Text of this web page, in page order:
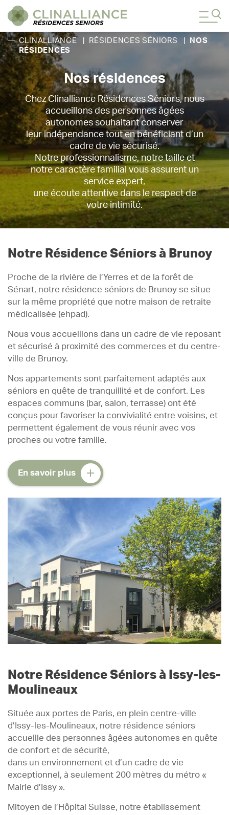
CLINALLIANCE RÉSIDENCES SÉNIORS
NOS
RÉSIDENCES
Nos résidences
Chez Clinalliance Résidences Séniors, nous
accueillons des personnes âgées
autonomes souhaitant conserver
leur indépendance tout en bénéficiant d’un
cadre de vie sécurisé.
Notre professionnalisme, notre taille et
notre caractère familial vous assurent un
service expert,
une écoute attentive dans le respect de
votre intimité.
Notre Résidence Séniors à Brunoy
Proche de la rivière de l’Yerres et de la forêt de
Sénart, notre résidence séniors de Brunoy se situe
sur la même propriété que notre maison de retraite
médicalisée (ehpad).
Nous vous accueillons dans un cadre de vie reposant
et sécurisé à proximité des commerces et du centre-
ville de Brunoy.
Nos appartements sont parfaitement adaptés aux
séniors en quête de tranquillité et de confort. Les
espaces communs (bar, salon, terrasse) ont été
conçus pour favoriser la convivialité entre voisins, et
permettent également de vous réunir avec vos
proches ou votre famille.
En savoir plus
Notre Résidence Séniors à Issy-les-
Moulineaux
Située aux portes de Paris, en plein centre-ville
d’Issy-les-Moulineaux, notre résidence séniors
accueille des personnes âgées autonomes en quête
de confort et de sécurité,
dans un environnement et d’un cadre de vie
exceptionnel, à seulement 200 mètres du métro «
Mairie d’Issy ».
Mitoyen de l’Hôpital Suisse, notre établissement